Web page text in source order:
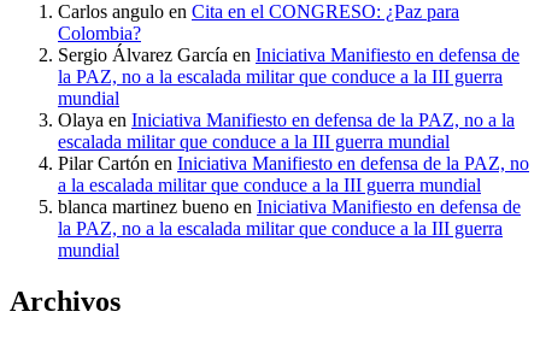
Carlos angulo en Cita en el CONGRESO: ¿Paz para
Colombia?
Sergio Álvarez García en Iniciativa Manifiesto en defensa de
la PAZ, no a la escalada militar que conduce a la III guerra
mundial
Olaya en Iniciativa Manifiesto en defensa de la PAZ, no a la
escalada militar que conduce a la III guerra mundial
Pilar Cartón en Iniciativa Manifiesto en defensa de la PAZ, no
a la escalada militar que conduce a la III guerra mundial
blanca martinez bueno en Iniciativa Manifiesto en defensa de
la PAZ, no a la escalada militar que conduce a la III guerra
mundial
Archivos